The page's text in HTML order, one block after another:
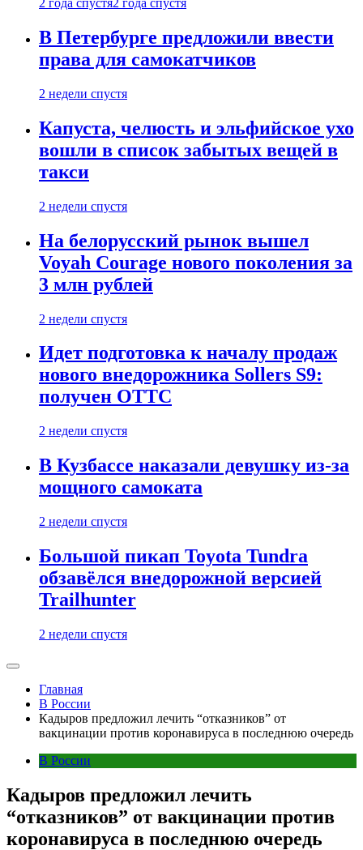
2 года спустя2 года спустя
В Петербурге предложили ввести
права для самокатчиков
2 недели спустя
Капуста, челюсть и эльфийское ухо
вошли в список забытых вещей в
такси
2 недели спустя
На белорусский рынок вышел
Voyah Courage нового поколения за
3 млн рублей
2 недели спустя
Идет подготовка к началу продаж
нового внедорожника Sollers S9:
получен ОТТС
2 недели спустя
В Кузбассе наказали девушку из-за
мощного самоката
2 недели спустя
Большой пикап Toyota Tundra
обзавёлся внедорожной версией
Trailhunter
2 недели спустя
Главная
В России
Кадыров предложил лечить “отказников” от
вакцинации против коронавируса в последнюю очередь
В России
Кадыров предложил лечить
“отказников” от вакцинации против
коронавируса в последнюю очередь